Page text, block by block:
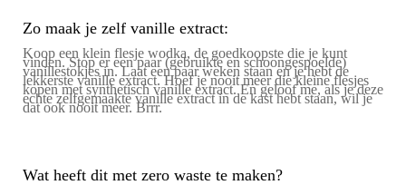
Zo maak je zelf vanille extract:
Koop een klein flesje wodka, de goedkoopste die je kunt
vinden. Stop er een paar (gebruikte en schoongespoelde)
vanillestokjes in. Laat een paar weken staan en je hebt de
lekkerste vanille extract. Hoef je nooit meer die kleine flesjes
kopen met synthetisch vanille extract. En geloof me, als je deze
echte zelfgemaakte vanille extract in de kast hebt staan, wil je
dat ook nooit meer. Brrr.
Wat heeft dit met zero waste te maken?